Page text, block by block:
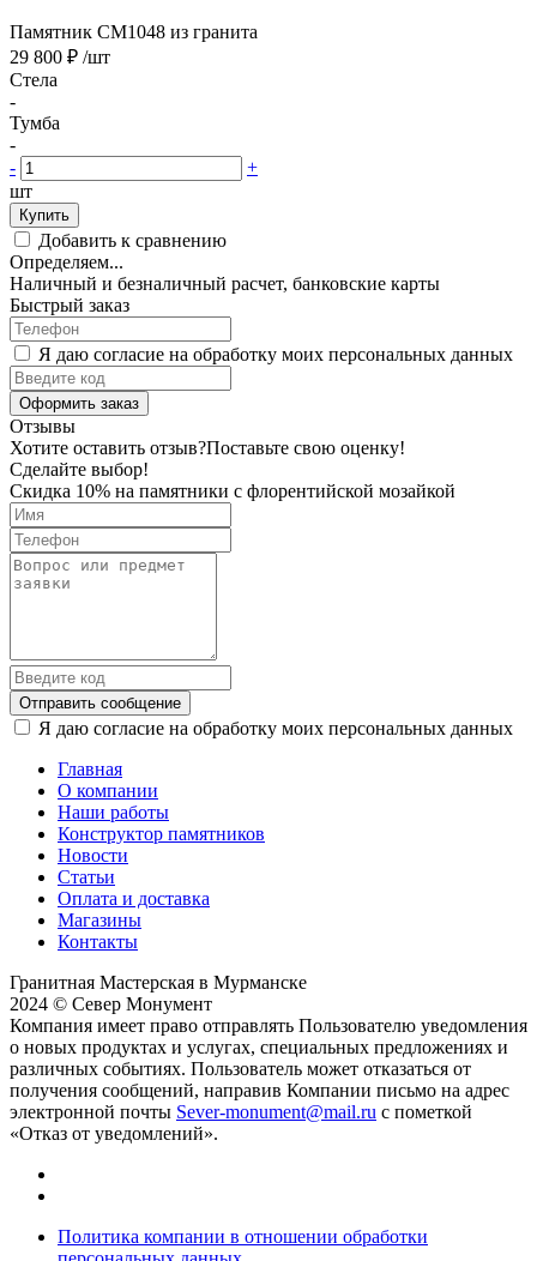
Памятник CM1048 из гранита
29 800 ₽ /шт
Стела
-
Тумба
-
-
+
шт
Купить
Добавить к сравнению
Определяем...
Наличный и безналичный расчет, банковские карты
Быстрый заказ
Я даю согласие на обработку моих персональных данных
Оформить заказ
Отзывы
Хотите оставить отзыв?Поставьте свою оценку!
Сделайте выбор!
Скидка 10% на памятники с флорентийской мозайкой
Отправить сообщение
Я даю согласие на обработку моих персональных данных
Главная
О компании
Наши работы
Конструктор памятников
Новости
Статьи
Оплата и доставка
Магазины
Контакты
Гранитная Мастерская в Мурманске
2024 © Север Монумент
Компания имеет право отправлять Пользователю уведомления
о новых продуктах и услугах, специальных предложениях и
различных событиях. Пользователь может отказаться от
получения сообщений, направив Компании письмо на адрес
электронной почты Sever-monument@mail.ru с пометкой
«Отказ от уведомлений».
Политика компании в отношении обработки